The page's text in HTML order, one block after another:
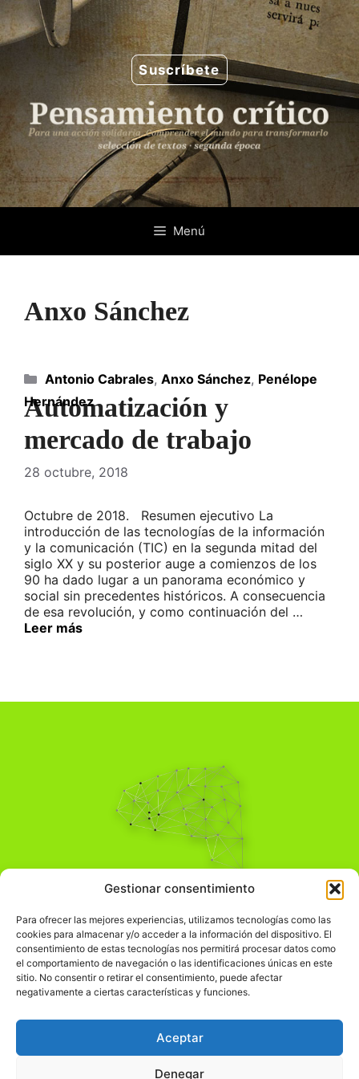
Gestionar consentimiento
Para ofrecer las mejores experiencias, utilizamos tecnologías como las
cookies para almacenar y/o acceder a la información del dispositivo. El
consentimiento de estas tecnologías nos permitirá procesar datos como
el comportamiento de navegación o las identificaciones únicas en este
sitio. No consentir o retirar el consentimiento, puede afectar
negativamente a ciertas características y funciones.
Aceptar
Denegar
Saltar
al
contenido
Suscríbete
Menú
Anxo Sánchez
Automatización y
mercado de trabajo
28 octubre, 2018
Octubre de 2018. Resumen ejecutivo La
introducción de las tecnologías de la información
y la comunicación (TIC) en la segunda mitad del
siglo XX y su posterior auge a comienzos de los
90 ha dado lugar a un panorama económico y
social sin precedentes históricos. A consecuencia
de esa revolución, y como continuación del …
Leer más
Categorías
Antonio Cabrales, Anxo Sánchez, Penélope
Hernández
Pensamiento Crítico
Comprender el mundo para transformarlo.
Información Legal
჻Política de privacidad
Política de cookies